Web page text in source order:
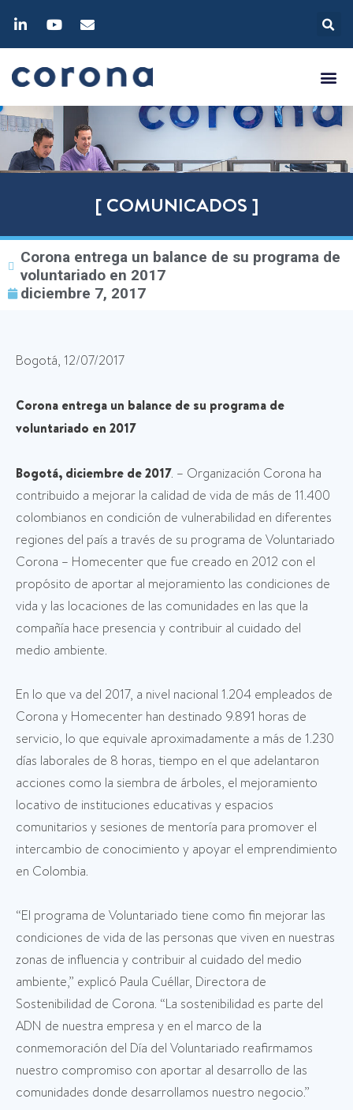
[ COMUNICADOS ]
Corona entrega un balance de su programa de
voluntariado en 2017
diciembre 7, 2017
Bogotá, 12/07/2017
Corona entrega un balance de su programa de
voluntariado en 2017
Bogotá, diciembre de 2017. – Organización Corona ha
contribuido a mejorar la calidad de vida de más de 11.400
colombianos en condición de vulnerabilidad en diferentes
regiones del país a través de su programa de Voluntariado
Corona – Homecenter que fue creado en 2012 con el
propósito de aportar al mejoramiento las condiciones de
vida y las locaciones de las comunidades en las que la
compañía hace presencia y contribuir al cuidado del
medio ambiente.
En lo que va del 2017, a nivel nacional 1.204 empleados de
Corona y Homecenter han destinado 9.891 horas de
servicio, lo que equivale aproximadamente a más de 1.230
días laborales de 8 horas, tiempo en el que adelantaron
acciones como la siembra de árboles, el mejoramiento
locativo de instituciones educativas y espacios
comunitarios y sesiones de mentoría para promover el
intercambio de conocimiento y apoyar el emprendimiento
en Colombia.
“El programa de Voluntariado tiene como fin mejorar las
condiciones de vida de las personas que viven en nuestras
zonas de influencia y contribuir al cuidado del medio
ambiente,” explicó Paula Cuéllar, Directora de
Sostenibilidad de Corona. “La sostenibilidad es parte del
ADN de nuestra empresa y en el marco de la
conmemoración del Día del Voluntariado reafirmamos
nuestro compromiso con aportar al desarrollo de las
comunidades donde desarrollamos nuestro negocio.”